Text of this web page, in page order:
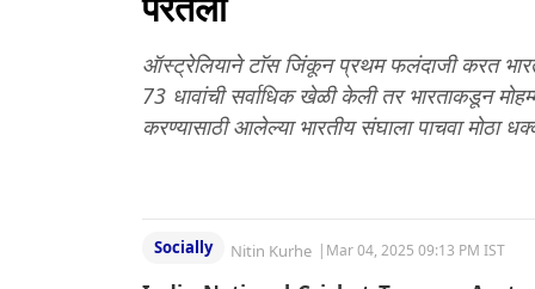
ऑस्ट्रेलियाने टाॅस जिंकून प्रथम फलंदाजी करत
73 धावांची सर्वाधिक खेळी केली तर भारताकडून
करण्यासाठी आलेल्या भारतीय संघाला पाचवा मोठा
Socially Nitin Kurhe | Mar 04, 2025 09:13 PM IST